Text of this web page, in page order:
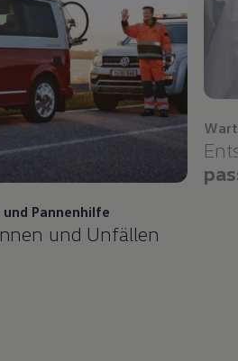
Pannenhilfe
und Unfällen